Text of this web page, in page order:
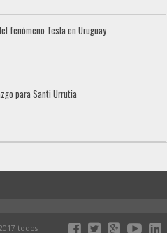
fenómeno Tesla en Uruguay
para Santi Urrutia
todos